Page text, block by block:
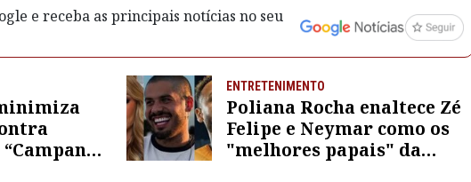
e receba as principais notícias no seu
ENTRETENIMENTO
Poliana Rocha enaltece Zé
Felipe e Neymar como os
"melhores papais" da